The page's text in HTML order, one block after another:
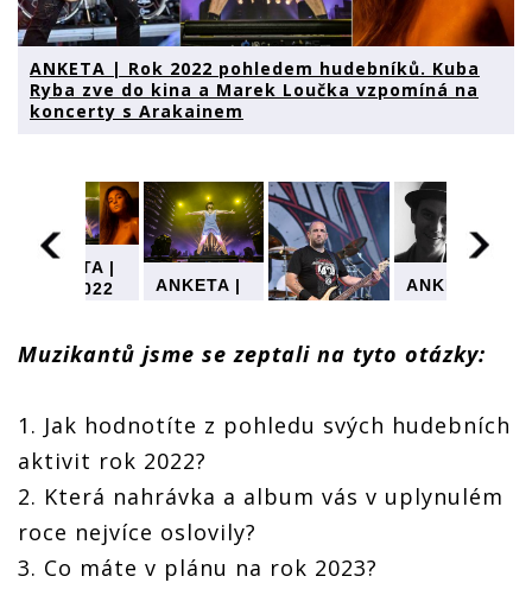
ANKETA | Rok 2022 pohledem hudebníků. Kuba
Ryba zve do kina a Marek Loučka vzpomíná na
koncerty s Arakainem
ANKETA |
Rok 2022
Kuba
Marek
Loučka
vzpomíná
koncerty
Arakainem
ANKETA |
hudebníků.
do kina a
Marek
Loučka
na
koncerty
s
Arakainem
pohledem
Ryba zve
Loučka
vzpomíná
ANKETA |
hudebníků.
do kina a
Marek
na
Muzikantů jsme se zeptali na tyto otázky:
1. Jak hodnotíte z pohledu svých hudebních
aktivit rok 2022?
2. Která nahrávka a album vás v uplynulém
roce nejvíce oslovily?
3. Co máte v plánu na rok 2023?